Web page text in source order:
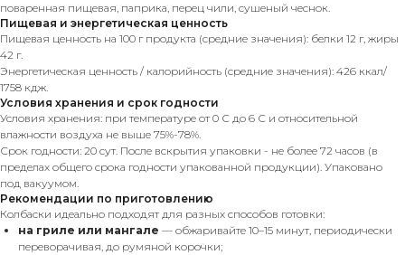
поваренная пищевая, паприка, перец чили, сушеный чеснок.
Пищевая и энергетическая ценность
Пищевая ценность на 100 г продукта (средние значения): белки 12 г, жиры
42 г.
Энергетическая ценность / калорийность (средние значения): 426 ккал/
1758 кдж.
Условия хранения и срок годности
Условия хранения: при температуре от 0 С до 6 С и относительной
влажности воздуха не выше 75%-78%.
Срок годности: 20 сут. После вскрытия упаковки - не более 72 часов (в
пределах общего срока годности упакованной продукции). Упаковано
под вакуумом.
Рекомендации по приготовлению
Колбаски идеально подходят для разных способов готовки:
на гриле или мангале — обжаривайте 10–15 минут, периодически
переворачивая, до румяной корочки;